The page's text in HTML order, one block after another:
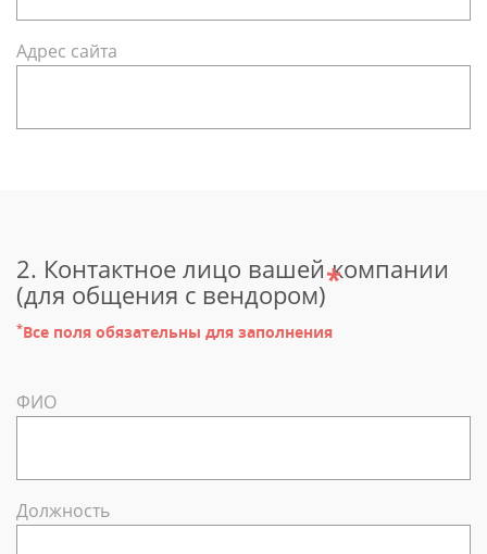
Адрес сайта
2. Контактное лицо вашей компании
(для общения с вендором)*
*Все поля обязательны для заполнения
ФИО
Должность